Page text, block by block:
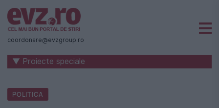
Știri
naționale
internaționale
România
coordonare@evzgroup.ro
▼ Proiecte speciale
POLITICA